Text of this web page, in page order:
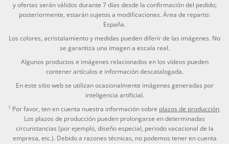
y ofertas serán válidos durante 7 días desde la confirmación del pedido;
posteriormente, estarán sujetos a modificaciones. Área de reparto:
España.
Los colores, acristalamiento y medidas pueden diferir de las imágenes. No
se garantiza una imagen a escala real.
Algunos productos e imágenes relacionados en los vídeos pueden
contener artículos e información descatalogada.
En este sitio web se utilizan ocasionalmente imágenes generadas por
inteligencia artificial.
1 Por favor, ten en cuenta nuestra información sobre plazos de producción.
Los plazos de producción pueden prolongarse en determinadas
circunstancias (por ejemplo, diseño especial, periodo vacacional de la
empresa, etc.). Debido a razones técnicas, no podemos tener en cuenta